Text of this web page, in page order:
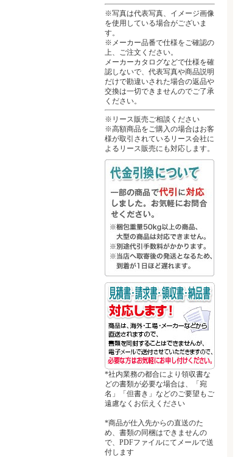
※写真は代表写真、イメージ画像
を使用している場合がございま
す。
※メーカー品番で仕様をご確認の
上、ご注文ください。
メーカーカタログなどで仕様を確
認しないで、代表写真や商品説明
だけで勘違いされた場合の返品や
交換は一切できませんのでご了承
ください。
※リース販売ご相談ください
※高額商品をご購入の場合はお客
様が取引されているリース会社に
よるリース販売にも対応します。
*社内業務の都合により領収書な
どの書類が必要な場合は、「宛
名」「但書き」などのご要望もご
遠慮なくお伝えください
*商品が仕入先からの直送のた
め、書類の同梱はできませんの
で、PDFファイルにてメールで送
付します